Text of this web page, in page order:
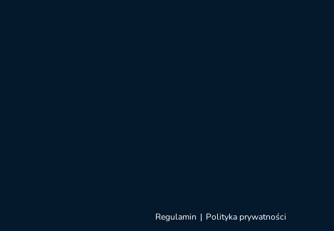
Regulamin Polityka prywatności